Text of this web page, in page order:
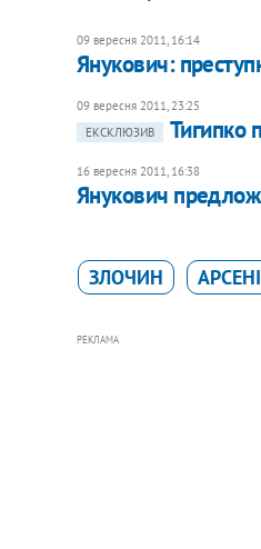
09 вересня 2011, 16:14
Янукович:
09 вересня 2011, 23:25
ЕКСКЛЮЗИВ
Тигипко
16 вересня 2011, 16:38
Янукович
ЗЛОЧИН
РЕКЛАМА